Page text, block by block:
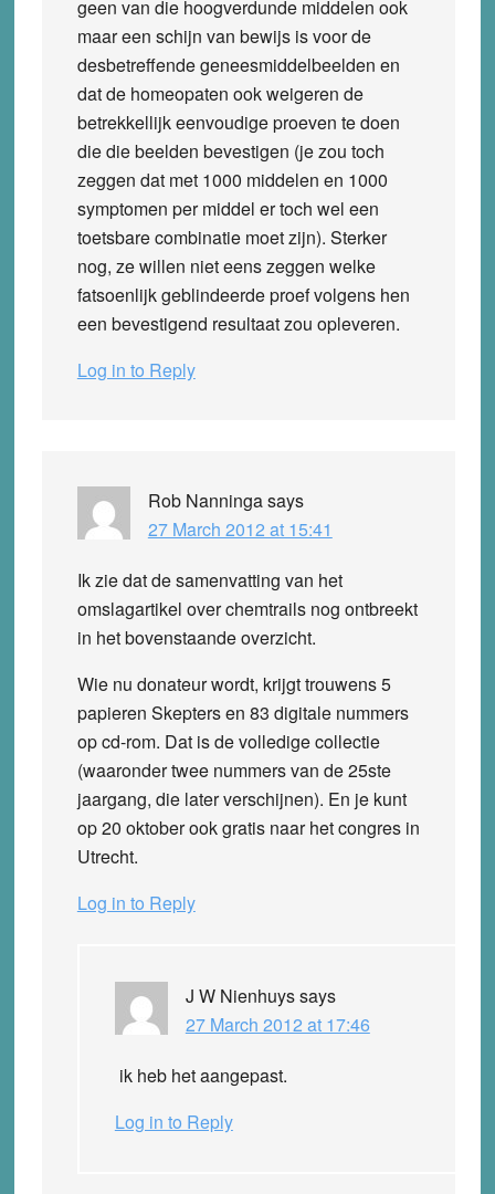
geen van die hoogverdunde middelen ook
maar een schijn van bewijs is voor de
desbetreffende geneesmiddelbeelden en
dat de homeopaten ook weigeren de
betrekkellijk eenvoudige proeven te doen
die die beelden bevestigen (je zou toch
zeggen dat met 1000 middelen en 1000
symptomen per middel er toch wel een
toetsbare combinatie moet zijn). Sterker
nog, ze willen niet eens zeggen welke
fatsoenlijk geblindeerde proef volgens hen
een bevestigend resultaat zou opleveren.
Log in to Reply
Rob Nanningasays
27 March 2012 at 15:41
Ik zie dat de samenvatting van het
omslagartikel over chemtrails nog ontbreekt
in het bovenstaande overzicht.
Wie nu donateur wordt, krijgt trouwens 5
papieren Skepters en 83 digitale nummers
op cd-rom. Dat is de volledige collectie
(waaronder twee nummers van de 25ste
jaargang, die later verschijnen). En je kunt
op 20 oktober ook gratis naar het congres in
Utrecht.
Log in to Reply
J W Nienhuyssays
27 March 2012 at 17:46
ik heb het aangepast.
Log in to Reply